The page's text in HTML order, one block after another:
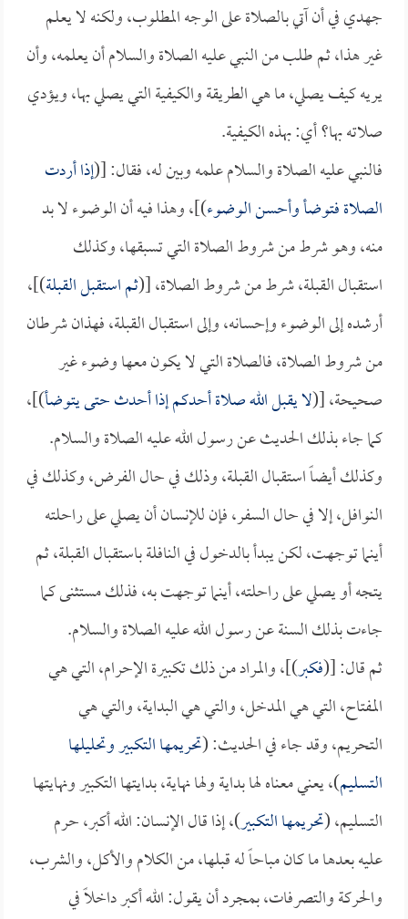
جهدي في أن آتي بالصلاة على الوجه المطلوب، ولكنه لا يعلم
غير هذا، ثم طلب من النبي عليه الصلاة والسلام أن يعلمه، وأن
يريه كيف يصلي، ما هي الطريقة والكيفية التي يصلي بها، ويؤدي
صلاته بها؟ أي: بهذه الكيفية.
فالنبي عليه الصلاة والسلام علمه وبين له، فقال: [(إذا أردت
الصلاة فتوضأ وأحسن الوضوء)]، وهذا فيه أن الوضوء لا بد
منه، وهو شرط من شروط الصلاة التي تسبقها، وكذلك
استقبال القبلة، شرط من شروط الصلاة، [(ثم استقبل القبلة)]،
أرشده إلى الوضوء وإحسانه، وإلى استقبال القبلة، فهذان شرطان
من شروط الصلاة، فالصلاة التي لا يكون معها وضوء غير
صحيحة، [(لا يقبل الله صلاة أحدكم إذا أحدث حتى يتوضأ)]،
كما جاء بذلك الحديث عن رسول الله عليه الصلاة والسلام.
وكذلك أيضاً استقبال القبلة، وذلك في حال الفرض، وكذلك في
النوافل، إلا في حال السفر، فإن للإنسان أن يصلي على راحلته
أينما توجهت، لكن يبدأ بالدخول في النافلة باستقبال القبلة، ثم
يتجه أو يصلي على راحلته، أينما توجهت به، فذلك مستثنى كما
جاءت بذلك السنة عن رسول الله عليه الصلاة والسلام.
ثم قال: [(فكبر)]، والمراد من ذلك تكبيرة الإحرام، التي هي
المفتاح، التي هي المدخل، والتي هي البداية، والتي هي
التحريم، وقد جاء في الحديث: (تحريمها التكبير وتحليلها
التسليم)، يعني معناه لها بداية ولها نهاية، بدايتها التكبير ونهايتها
التسليم، (تحريمها التكبير)، إذا قال الإنسان: الله أكبر، حرم
عليه بعدها ما كان مباحاً له قبلها، من الكلام والأكل، والشرب،
والحركة والتصرفات، بمجرد أن يقول: الله أكبر داخلاً في